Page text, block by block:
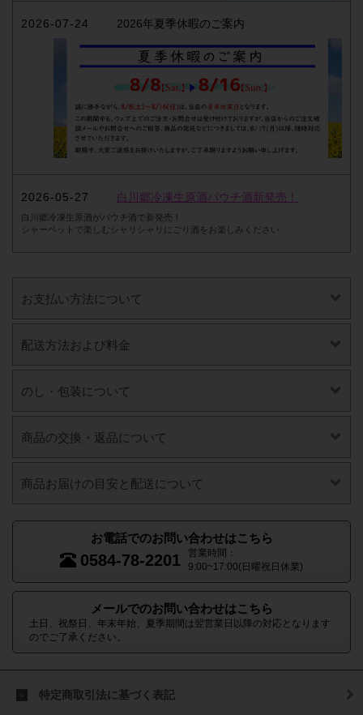
2026-07-24 2026年夏季休暇のご案内
2026-05-27 白川郷冷凍生原酒パウチ酒新発売！
白川郷冷凍生原酒がパウチ酒で新発売！
シャーベットで楽しむシャリシャリにごり酒をお楽しみください
お支払い方法について
配送方法および料金
のし・包装について
商品の交換・返品について
商品お届けの目安と配送について
お電話でのお問い合わせはこちら
0584-78-2201
営業時間：
9:00~17:00(日曜祝日休業)
メールでのお問い合わせはこちら
土日、祝祭日、年末年始、夏季期間は翌営業日以降の対応となります
のでご了承ください。
特定商取引法に基づく表記